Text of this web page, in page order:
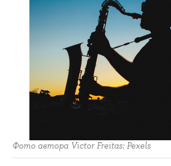
Фото автора Victor Freitas: Pexels